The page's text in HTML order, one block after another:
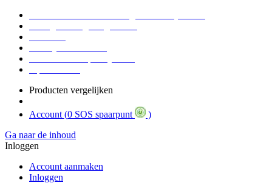
Producten vergelijken
Account (0 SOS spaarpunt
)
Ga naar de inhoud
Inloggen
Account aanmaken
Inloggen